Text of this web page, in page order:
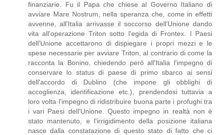
finanziarie. Fu il Papa che chiese al Governo Italiano di
avviare Mare Nostrum, nella speranza che, come in effetti
avvenne, all'Italia arrivasse il soccorso dell'Unione dando
vita all'operazione Triton sotto l'egida di Frontex. I Paesi
dell'Unione accettarono di dispiegare i propri mezzi e le
spese necessarie per avviare Triton, al contrario di come la
racconta la Bonino, chiedendo però all'Italia l'impegno di
conservare lo status di paese di primo sbarco ai sensi
dell'accordo di Dublino (che impone gli obblighi di
accoglienza, identificazione etc.), prendendosi tuttavia a
loro volta l'impegno di ridistribuire buona parte i profughi tra
i vari Paesi dell'Unione. Questo impegno in realtà non è
stato mantenuto, e l'irrigidimento della posizione italiana
nasce dalla constatazione di questo stato di fatto che ci